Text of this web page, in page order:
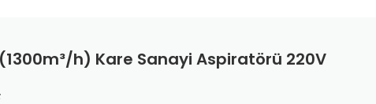
(1300m³/h) Kare Sanayi Aspiratörü 220V